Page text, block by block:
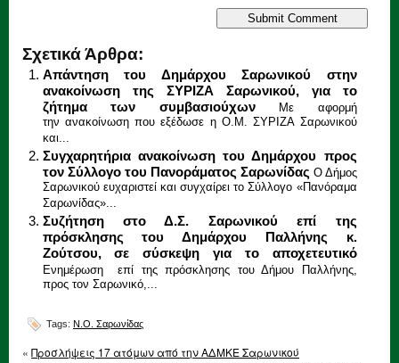
Σχετικά Άρθρα:
Απάντηση του Δημάρχου Σαρωνικού στην
ανακοίνωση της ΣΥΡΙΖΑ Σαρωνικού, για το
ζήτημα των συμβασιούχων
Με αφορμή
την ανακοίνωση που εξέδωσε η Ο.Μ. ΣΥΡΙΖΑ Σαρωνικού
και...
Συγχαρητήρια ανακοίνωση του Δημάρχου προς
τον Σύλλογο του Πανοράματος Σαρωνίδας Ο Δήμος
Σαρωνικού ευχαριστεί και συγχαίρει το Σύλλογο «Πανόραμα
Σαρωνίδας»...
Συζήτηση στο Δ.Σ. Σαρωνικού επί της
πρόσκλησης του Δημάρχου Παλλήνης κ.
Ζούτσου, σε σύσκεψη για το αποχετευτικό
Ενημέρωση επί της πρόσκλησης του Δήμου Παλλήνης,
προς τον Σαρωνικό,...
Tags: Ν.Ο. Σαρωνίδας
« Προσλήψεις 17 ατόμων από την ΑΔΜΚΕ Σαρωνικού